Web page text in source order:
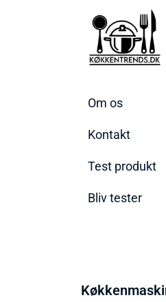
Om os
Kontakt
Test produkt
Bliv tester